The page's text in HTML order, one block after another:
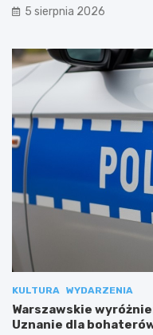
5 sierpnia 2026
KULTURA WYDARZENIA
Warszawskie
Uznanie dla